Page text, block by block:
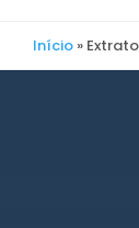
Início »